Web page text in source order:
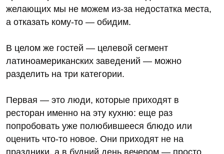
желающих мы не можем из-за недостатка места,
а отказать кому-то — обидим.
В целом же гостей — целевой сегмент
латиноамериканских заведений — можно
разделить на три категории.
Первая — это люди, которые приходят в
ресторан именно на эту кухню: еще раз
попробовать уже полюбившееся блюдо или
оценить что-то новое. Они приходят не на